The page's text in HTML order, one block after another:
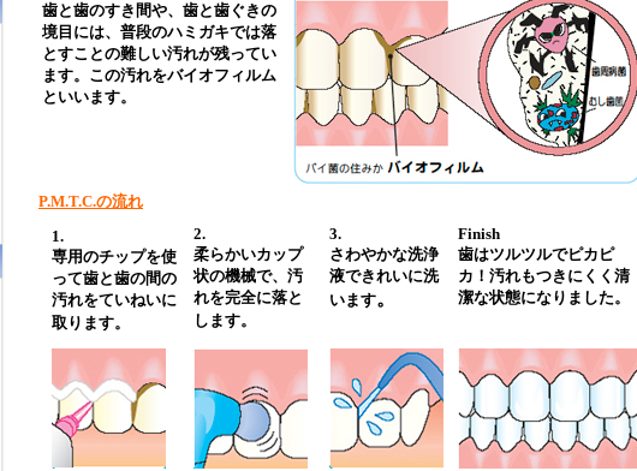
歯と歯のすき間や、歯と歯ぐきの
境目には、普段のハミガキでは落
とすことの難しい汚れが残ってい
ます。この汚れをバイオフィルム
といいます。
P.M.T.C.の流れ
1.
専用のチップを使
って歯と歯の間の
汚れをていねいに
取ります。
2.
柔らかいカップ
状の機械で、汚
れを完全に落と
します。
3.
さわやかな洗浄
液できれいに洗
います。
Finish
歯はツルツルでピカピ
カ！汚れもつきにくく清
潔な状態になりました。